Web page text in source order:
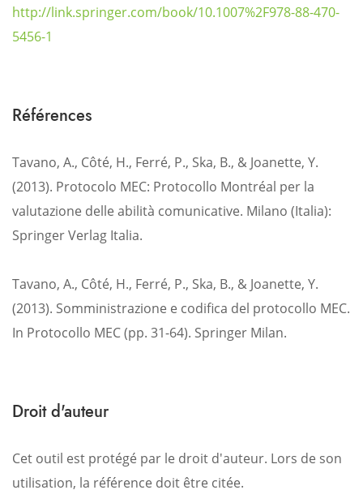
http://link.springer.com/book/10.1007%2F978-88-470-
5456-1
Références
Tavano, A., Côté, H., Ferré, P., Ska, B., & Joanette, Y.
(2013). Protocolo MEC: Protocollo Montréal per la
valutazione delle abilità comunicative. Milano (Italia):
Springer Verlag Italia.
Tavano, A., Côté, H., Ferré, P., Ska, B., & Joanette, Y.
(2013). Somministrazione e codifica del protocollo MEC.
In Protocollo MEC (pp. 31-64). Springer Milan.
Droit d'auteur
Cet outil est protégé par le droit d'auteur. Lors de son
utilisation, la référence doit être citée.